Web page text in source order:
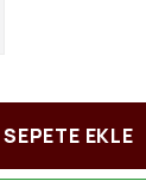
SEPETE EKLE